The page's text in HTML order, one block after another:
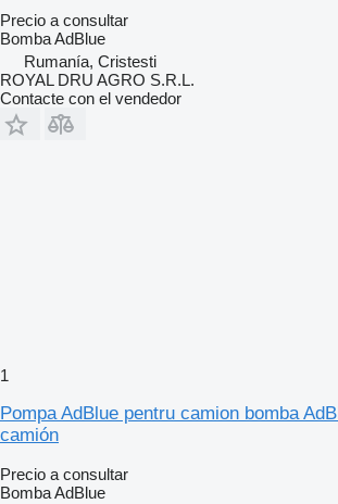
Precio a consultar
Bomba AdBlue
Rumanía, Cristesti
ROYAL DRU AGRO S.R.L.
Contacte con el vendedor
1
Pompa AdBlue pentru camion bomba
camión
Precio a consultar
Bomba AdBlue